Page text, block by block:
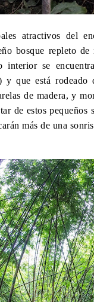
atractivos del
bosque repleto de
interior se
y que está rodeado
de madera, y
de estos pequeños
más de una